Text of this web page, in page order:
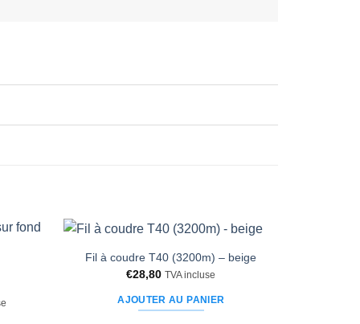
Fil à coudre T40 (3200m) – beige
€28,80 TVA incluse
AJOUTER AU PANIER